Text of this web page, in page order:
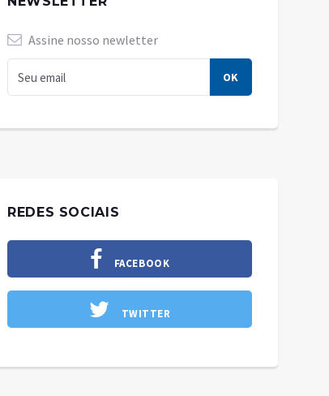
Assine nosso newletter
REDES SOCIAIS
FACEBOOK
TWITTER